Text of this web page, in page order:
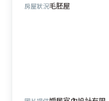
房屋狀況毛胚屋